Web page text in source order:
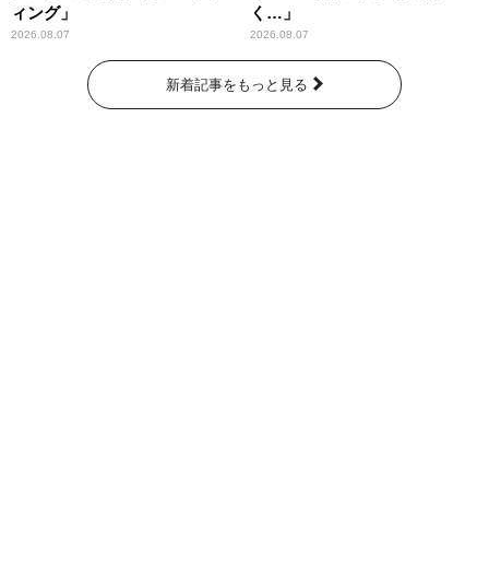
ィング」
2026.08.07
く…」
2026.08.07
新着記事をもっと見る